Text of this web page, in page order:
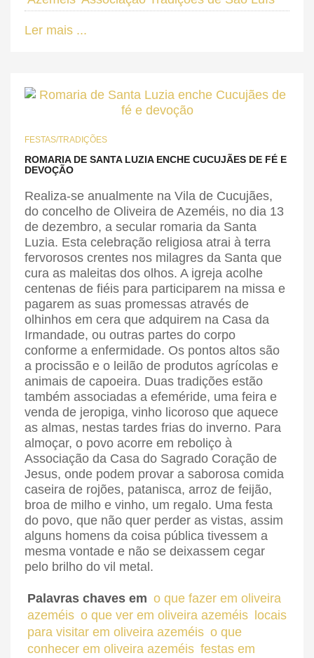
Ler mais ...
FESTAS/TRADIÇÕES
ROMARIA DE SANTA LUZIA ENCHE CUCUJÃES DE FÉ E
DEVOÇÃO
Realiza-se anualmente na Vila de Cucujães,
do concelho de Oliveira de Azeméis, no dia 13
de dezembro, a secular romaria da Santa
Luzia. Esta celebração religiosa atrai à terra
fervorosos crentes nos milagres da Santa que
cura as maleitas dos olhos. A igreja acolhe
centenas de fiéis para participarem na missa e
pagarem as suas promessas através de
olhinhos em cera que adquirem na Casa da
Irmandade, ou outras partes do corpo
conforme a enfermidade. Os pontos altos são
a procissão e o leilão de produtos agrícolas e
animais de capoeira. Duas tradições estão
também associadas a efeméride, uma feira e
venda de jeropiga, vinho licoroso que aquece
as almas, nestas tardes frias do inverno. Para
almoçar, o povo acorre em reboliço à
Associação da Casa do Sagrado Coração de
Jesus, onde podem provar a saborosa comida
caseira de rojões, patanisca, arroz de feijão,
broa de milho e vinho, um regalo. Uma festa
do povo, que não quer perder as vistas, assim
alguns homens da coisa pública tivessem a
mesma vontade e não se deixassem cegar
pelo brilho do vil metal.
Palavras chaves em o que fazer em oliveira
azeméis o que ver em oliveira azeméis
locais
para visitar em oliveira azeméis o que
conhecer em oliveira azeméis festas em